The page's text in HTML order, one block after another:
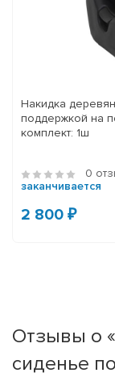
Накидка
поддержкой на
комплект: 1ш
0
заканчивается
2 800 ₽
Отзывы о
сиденье